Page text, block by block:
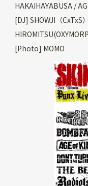
HAKAIHAYABUSA /
[DJ] SHOWJI（CxTxS
[Photo] MOMO